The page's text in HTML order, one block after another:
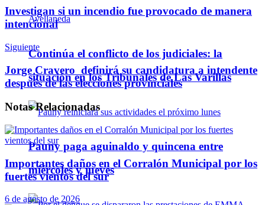
Continúa el conflicto de los judiciales: la
situación en los Tribunales de Las Varillas
Pauny paga aguinaldo y quincena entre
miércoles y jueves
Investigan si un incendio fue provocado de manera
intencional
Siguiente
Jorge Cravero definirá su candidatura a intendente
después de las elecciones provinciales
NotasRelacionadas
Importantes daños en el Corralón Municipal por los
fuertes vientos del sur
6 de agosto de 2026